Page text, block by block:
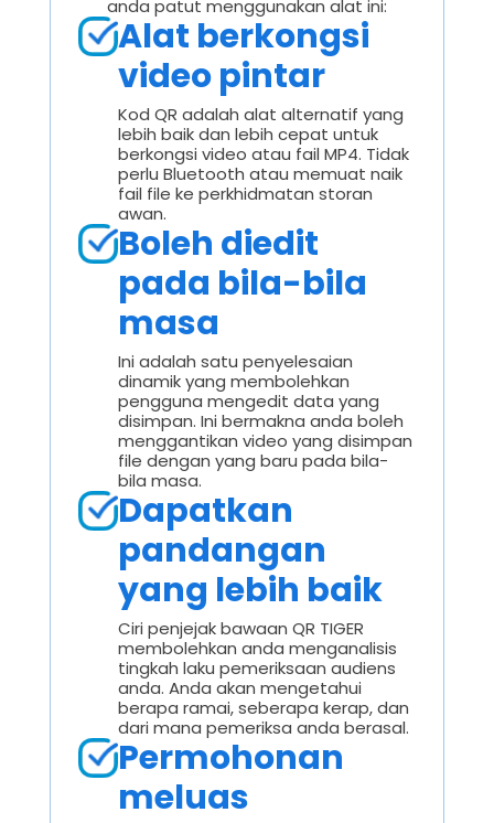
anda patut menggunakan alat ini:
Alat berkongsi
video pintar
Kod QR adalah alat alternatif yang
lebih baik dan lebih cepat untuk
berkongsi video atau fail MP4. Tidak
perlu Bluetooth atau memuat naik
fail file ke perkhidmatan storan
awan.
Boleh diedit
pada bila-bila
masa
Ini adalah satu penyelesaian
dinamik yang membolehkan
pengguna mengedit data yang
disimpan. Ini bermakna anda boleh
menggantikan video yang disimpan
file dengan yang baru pada bila-
bila masa.
Dapatkan
pandangan
yang lebih baik
Ciri penjejak bawaan QR TIGER
membolehkan anda menganalisis
tingkah laku pemeriksaan audiens
anda. Anda akan mengetahui
berapa ramai, seberapa kerap, dan
dari mana pemeriksa anda berasal.
Permohonan
meluas